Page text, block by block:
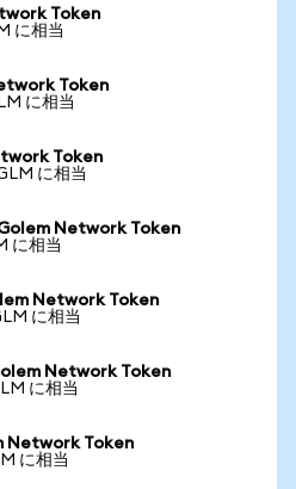
Token
に相当
Token
に相当
Token
に相当
Network Token
に相当
Network Token
に相当
Network Token
に相当
Network Token
に相当